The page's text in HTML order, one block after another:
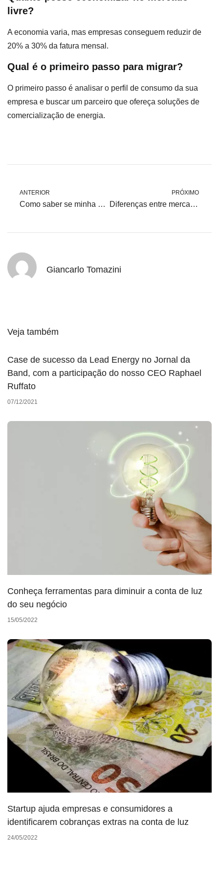
livre?
A economia varia, mas empresas conseguem reduzir de
20% a 30% da fatura mensal.
Qual é o primeiro passo para migrar?
O primeiro passo é analisar o perfil de consumo da sua
empresa e buscar um parceiro que ofereça soluções de
comercialização de energia.
ANTERIOR
Como saber se minha empresa pode migrar para o mercado livre de energia?
PRÓXIMO
Diferenças entre mercado livre e mercado cativo
Giancarlo Tomazini
Veja também
Case de sucesso da Lead Energy no Jornal da
Band, com a participação do nosso CEO Raphael
Ruffato
07/12/2021
Conheça ferramentas para diminuir a conta de luz
do seu negócio
15/05/2022
Startup ajuda empresas e consumidores a
identificarem cobranças extras na conta de luz
24/05/2022